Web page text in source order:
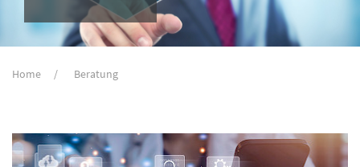
Home Beratung